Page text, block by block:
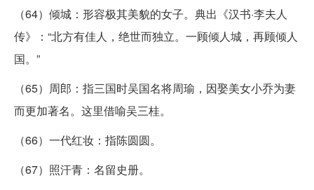
（64）倾城：形容极其美貌的女子。典出《汉书·李夫人
传》：“北方有佳人，绝世而独立。一顾倾人城，再顾倾人
国。”
（65）周郎：指三国时吴国名将周瑜，因娶美女小乔为妻
而更加著名。这里借喻吴三桂。
（66）一代红妆：指陈圆圆。
（67）照汗青：名留史册。